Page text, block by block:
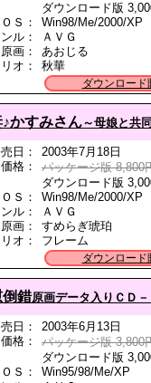
ダウンロード版
ＯＳ：
Win98/Me/2000/XP
ル：
ＡＶＧ
原画：
あおじる
オ：
秋華
ダウンロード
♪かすみさん～母娘と共
日：
2003年7月18日
価格：
パッケージ版 8,800
ダウンロード版
ＯＳ：
Win98/Me/2000/XP
ル：
ＡＶＧ
原画：
すめらぎ琥珀
オ：
フレーム
ダウンロード
倒錯原画データ入りＣＤ
日：
2003年6月13日
価格：
パッケージ版 3,800
ダウンロード版
ＯＳ：
Win95/98/Me/XP